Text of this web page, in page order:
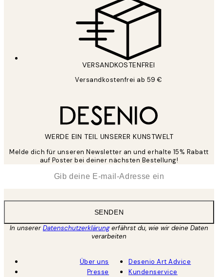
VERSANDKOSTENFREI
Versandkostenfrei ab 59 €
WERDE EIN TEIL UNSERER KUNSTWELT
Melde dich für unseren Newsletter an und erhalte 15% Rabatt
auf Poster bei deiner nächsten Bestellung!
SENDEN
In unsererDatenschutzerklärungerfährst du, wie wir deine Daten
verarbeiten
Über uns
Presse
Desenio Art Advice
Kundenservice